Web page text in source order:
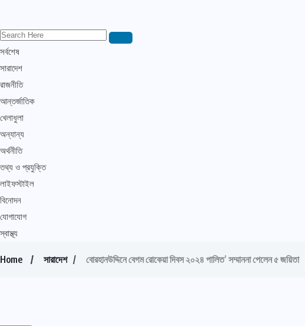
সর্বশেষ
সারাদেশ
রাজনীতি
আন্তর্জাতিক
খেলাধুলা
অন্যান্য
অর্থনীতি
তথ্য ও প্রযুক্তি
লাইফস্টাইল
বিনোদন
যোগাযোগ
স্বাস্থ্য
Home সারাদেশ বোরহানউদ্দিনে বেগম রোকেয়া দিবস ২০২৪ পালিত’ সম্মাননা পেলেন ৫ জয়িতা